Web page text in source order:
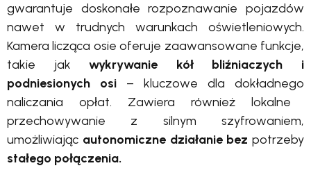
gwarantuje doskonałe rozpoznawanie pojazdów
nawet w trudnych warunkach oświetleniowych.
Kamera licząca osie oferuje zaawansowane funkcje,
takie jakwykrywanie kół bliźniaczych i
podniesionych osi – kluczowe dla dokładnego
naliczania opłat. Zawiera również lokalne
przechowywanie z silnym szyfrowaniem,
umożliwiając autonomiczne działanie bez potrzeby
stałego połączenia.